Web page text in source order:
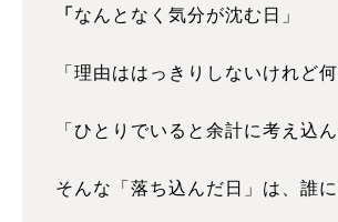
「なんとなく気分が沈む日」
「理由ははっきりしないけれど
「ひとりでいると余計に考え込
そんな「落ち込んだ日」は、誰に